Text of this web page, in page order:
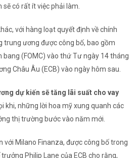
có rất ít việc phải làm.
với hàng loạt quyết định về chính
trung ương được công bố, bao gồm
bang (FOMC) vào thứ Tư ngày 14 tháng
Châu Âu (ECB) vào ngày hôm sau.
dự kiến ​​​​sẽ tăng lãi suất cho vay
khi, những lời hoa mỹ xung quanh các
thị trường bước vào năm mới.
với Milano Finanza, được công bố trong
Philip Lane của ECB cho rằng,